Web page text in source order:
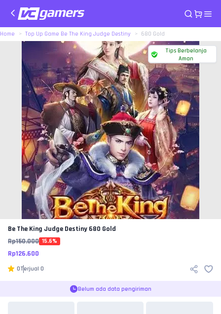
Home Top Up Game Be The King Judge Destiny 680 Gold
Tips Berbelanja
Aman
Be The King Judge Destiny 680 Gold
Rp150.000 15.6%
Rp126.600
0Terjual 0
Belum ada data pengiriman